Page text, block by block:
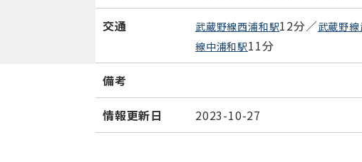
交通 武蔵野線西浦和駅12分／武蔵野
線中浦和駅11分
備考
情報更新日 2023-10-27